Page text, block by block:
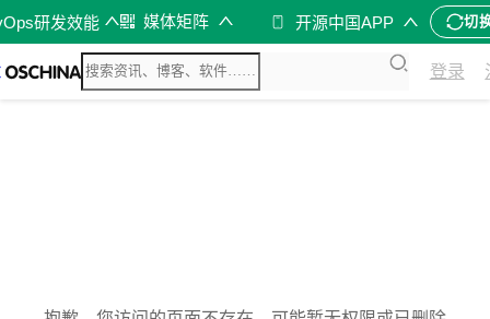
研发效能 媒体矩阵 开源中国APP 切
登录